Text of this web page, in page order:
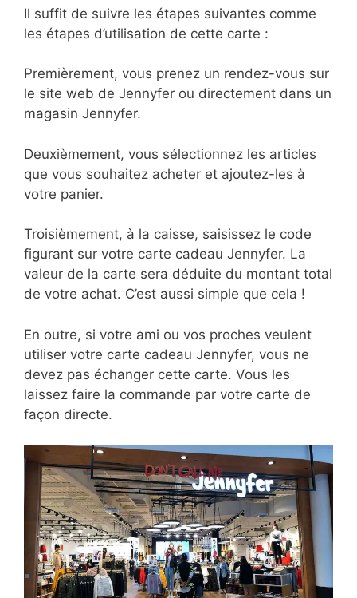
Il suffit de suivre les étapes suivantes comme
les étapes d’utilisation de cette carte :
Premièrement, vous prenez un rendez-vous sur
le site web de Jennyfer ou directement dans un
magasin Jennyfer.
Deuxièmement, vous sélectionnez les articles
que vous souhaitez acheter et ajoutez-les à
votre panier.
Troisièmement, à la caisse, saisissez le code
figurant sur votre carte cadeau Jennyfer. La
valeur de la carte sera déduite du montant total
de votre achat. C’est aussi simple que cela !
En outre, si votre ami ou vos proches veulent
utiliser votre carte cadeau Jennyfer, vous ne
devez pas échanger cette carte. Vous les
laissez faire la commande par votre carte de
façon directe.